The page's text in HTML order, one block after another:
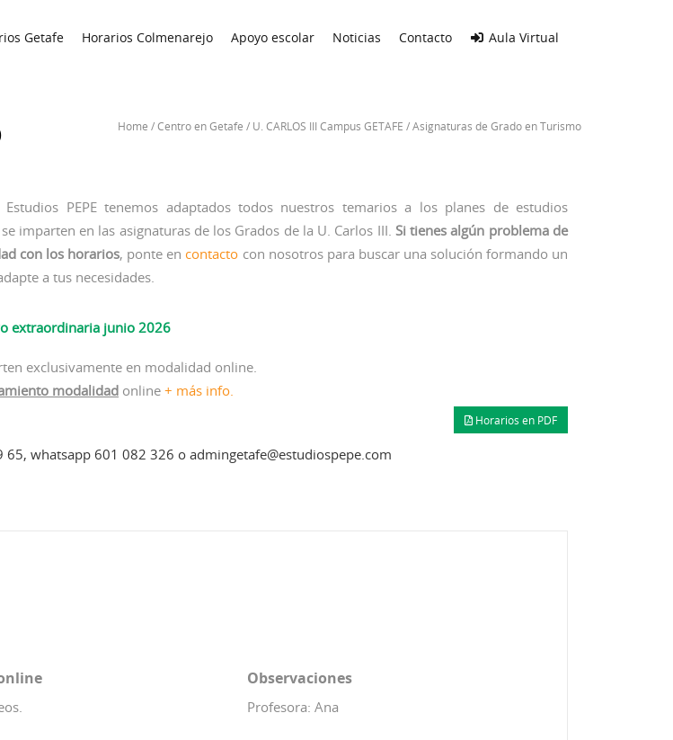
Getafe Horarios Colmenarejo Apoyo escolar Noticias Contacto Aula Virtual
Home /Centro en Getafe / U. CARLOS III Campus GETAFE /Asignaturas de Grado en Turismo
PEPE tenemos adaptados todos nuestros temarios a los planes de estudios
imparten en las asignaturas de los Grados de la U. Carlos III. Si tienes algún problema de
con los horarios, ponte en contacto con nosotros para buscar una solución formando un
a tus necesidades.
extraordinaria junio 2026
exclusivamente en modalidad online.
modalidad online + más info.
Horarios en PDF
whatsapp 601 082 326 o admingetafe@estudiospepe.com
Observaciones
Profesora: Ana